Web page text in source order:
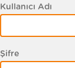
Kullanıcı Adı
Şifre